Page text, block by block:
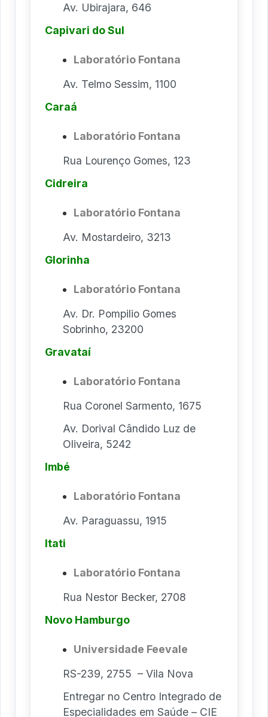
Av. Ubirajara, 646
Capivari do Sul
Laboratório Fontana
Av. Telmo Sessim, 1100
Caraá
Laboratório Fontana
Rua Lourenço Gomes, 123
Cidreira
Laboratório Fontana
Av. Mostardeiro, 3213
Glorinha
Laboratório Fontana
Av. Dr. Pompilio Gomes
Sobrinho, 23200
Gravataí
Laboratório Fontana
Rua Coronel Sarmento, 1675
Av. Dorival Cândido Luz de
Oliveira, 5242
Imbé
Laboratório Fontana
Av. Paraguassu, 1915
Itati
Laboratório Fontana
Rua Nestor Becker, 2708
Novo Hamburgo
Universidade Feevale
RS-239, 2755 – Vila Nova
Entregar no Centro Integrado de
Especialidades em Saúde – CIE